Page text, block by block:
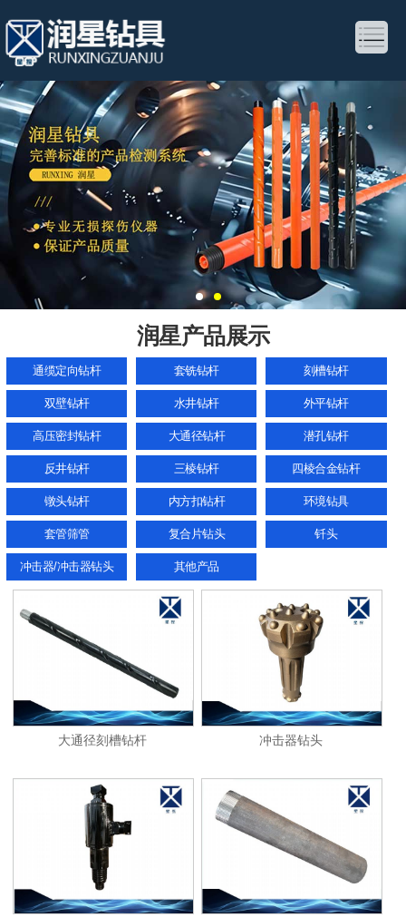
润星产品展示
通缆定向钻杆 套铣钻杆 刻槽钻杆
双壁钻杆 水井钻杆 外平钻杆
高压密封钻杆 大通径钻杆 潜孔钻杆
反井钻杆 三棱钻杆 四棱合金钻杆
镦头钻杆 内方扣钻杆 环境钻具
套管筛管 复合片钻头 钎头
冲击器/冲击器钻头 其他产品
大通径刻槽钻杆 冲击器钻头